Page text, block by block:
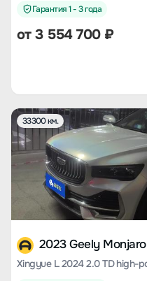
Гарантия 1 - 3 года
от3 554 700₽
33300 км.
2023 Geely Monjaro